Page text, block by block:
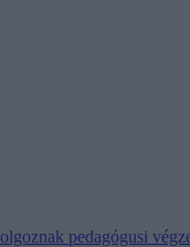
pedagógusi